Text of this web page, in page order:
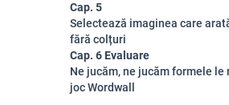
Cap. 5
Selectează imaginea care
fără colțuri
Cap. 6 Evaluare
Ne jucăm, ne jucăm formele le
joc Wordwall